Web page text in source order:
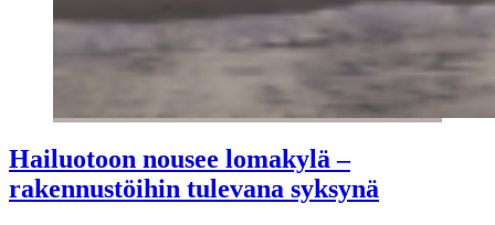
Hailuotoon nousee lomakylä –
rakennustöihin tulevana syksynä